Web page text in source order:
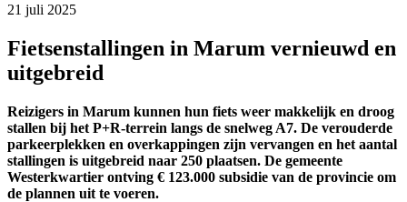
21 juli 2025
Fietsenstallingen in Marum vernieuwd en
uitgebreid
Reizigers in Marum kunnen hun fiets weer makkelijk en droog
stallen bij het P+R-terrein langs de snelweg A7. De verouderde
parkeerplekken en overkappingen zijn vervangen en het aantal
stallingen is uitgebreid naar 250 plaatsen. De gemeente
Westerkwartier ontving € 123.000 subsidie van de provincie om
de plannen uit te voeren.